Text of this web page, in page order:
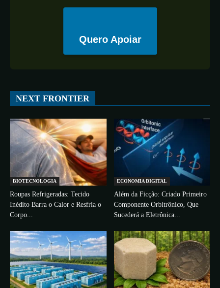
Quero Apoiar
NEXT FRONTIER
BIOTECNOLOGIA
Roupas Refrigeradas: Tecido
Inédito Barra o Calor e Resfria o
Corpo...
ECONOMIA DIGITAL
Além da Ficção: Criado Primeiro
Componente Orbitrônico, Que
Sucederá a Eletrônica...